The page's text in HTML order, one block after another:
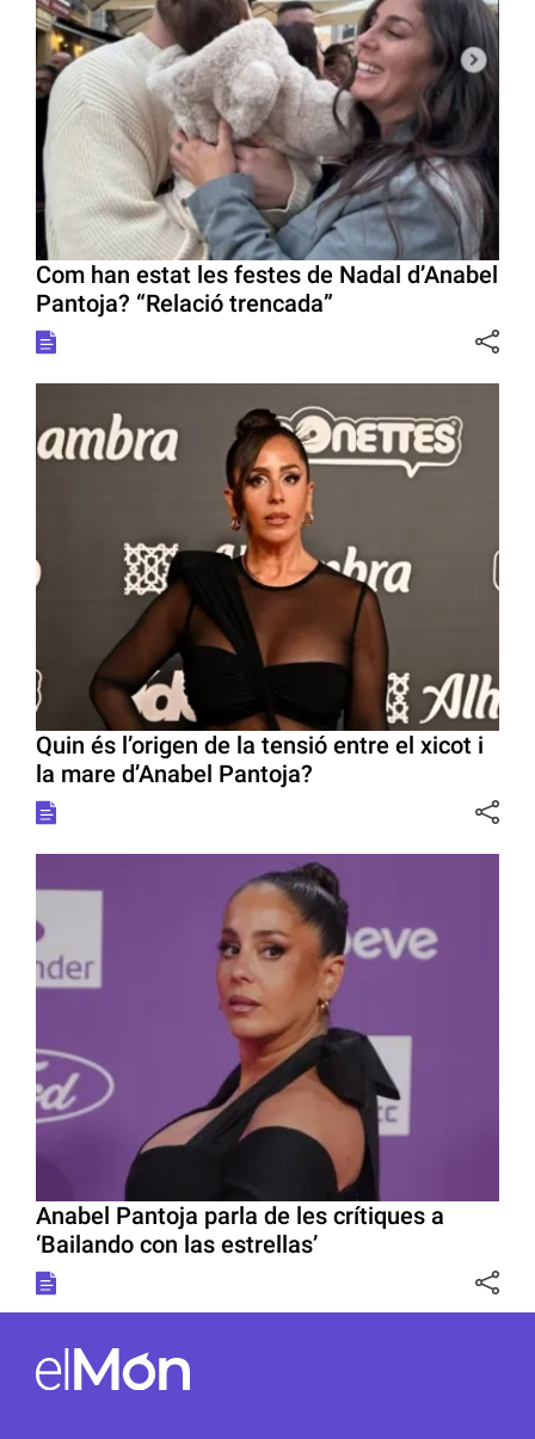
Com han estat les festes de Nadal d’Anabel
Pantoja? “Relació trencada”
Quin és l’origen de la tensió entre el xicot i
la mare d’Anabel Pantoja?
Anabel Pantoja parla de les crítiques a
‘Bailando con las estrellas’